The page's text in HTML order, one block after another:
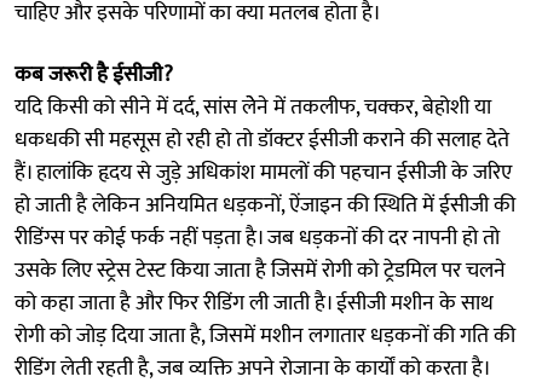
चाहिए और इसके परिणामों का क्या मतलब होता है।
कब जरूरी है ईसीजी?
यदि किसी को सीने में दर्द, सांस लेेने में तकलीफ, चक्कर, बेहोशी या
धकधकी सी महसूस हो रही हो तो डॉक्टर ईसीजी कराने की सलाह देते
हैं। हालांकि हृदय से जुड़े अधिकांश मामलों की पहचान ईसीजी के जरिए
हो जाती है लेकिन अनियमित धड़कनों, ऐंजाइन की स्थिति में ईसीजी की
रीडिंग्स पर कोई फर्क नहीं पड़ता है। जब धड़कनों की दर नापनी हो तो
उसके लिए स्ट्रेस टेस्ट किया जाता है जिसमें रोगी को ट्रेडमिल पर चलने
को कहा जाता है और फिर रीडिंग ली जाती है। ईसीजी मशीन के साथ
रोगी को जोड़ दिया जाता है, जिसमें मशीन लगातार धड़कनों की गति की
रीडिंग लेती रहती है, जब व्यक्ति अपने रोजाना के कार्यों को करता है।